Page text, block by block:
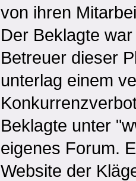
von ihren
Der Beklagte
Betreuer dieser
unterlag einem
Beklagte unter
eigenes Forum.
Website der